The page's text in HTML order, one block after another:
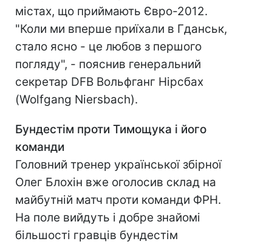
містах, що приймають Євро-2012.
"Коли ми вперше приїхали в Гданськ,
стало ясно - це любов з першого
погляду", - пояснив генеральний
секретар DFB Вольфганг Нірсбах
(Wolfgang Niersbach).
Бундестім проти Тимощука і його
команди
Головний тренер української збірної
Олег Блохін вже оголосив склад на
майбутній матч проти команди ФРН.
На поле вийдуть і добре знайомі
більшості гравців бундестім